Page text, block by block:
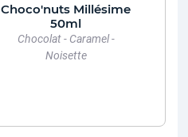
Choco'nuts Millésime
50ml
Chocolat - Caramel -
Noisette